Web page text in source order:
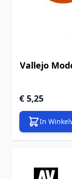
Vallejo
€ 5,25
In